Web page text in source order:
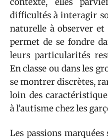
difficultés à interagir
naturelle à observer
permet de se fondre
leurs particularités
En classe ou dans les
se montrer discrètes,
loin des
à l’autisme chez les
Les passions